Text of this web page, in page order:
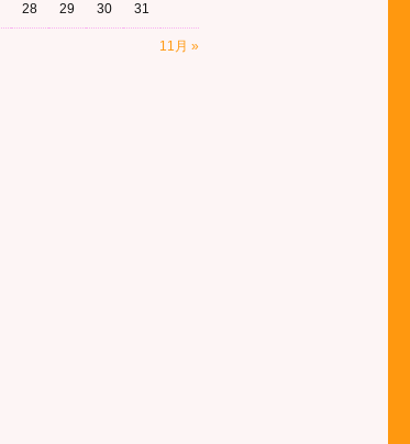
11月 »
28 29 30 31